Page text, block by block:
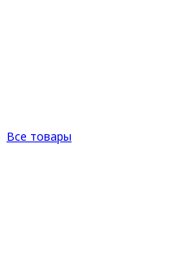
Все товары